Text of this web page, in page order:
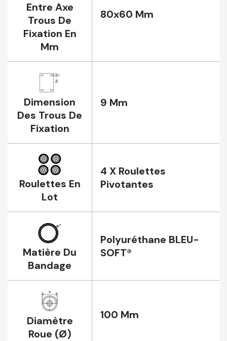
Entre Axe
Trous De
Fixation En
Mm
80x60 Mm
Dimension
Des Trous De
Fixation
9 Mm
Roulettes En
Lot
4 X Roulettes
Pivotantes
Matière Du
Bandage
Polyuréthane BLEU-
SOFT®
Diamètre
Roue (Ø)
100 Mm